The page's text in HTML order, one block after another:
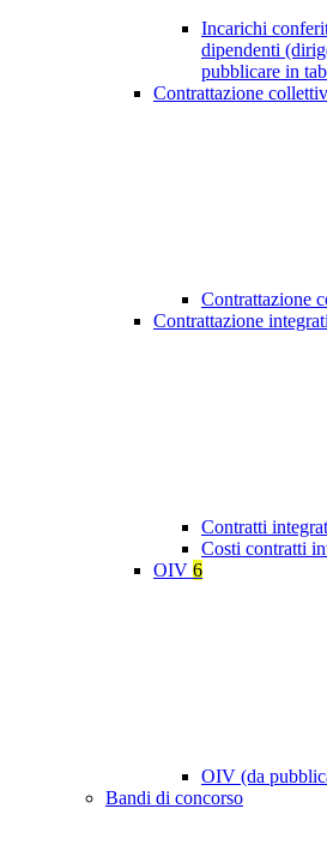
Incarichi
dipendenti
pubblicare in
Contrattazione
Contrattazione
Contrattazione
Contratti
Costi contratti
OIV 6
OIV (da
Bandi di concorso